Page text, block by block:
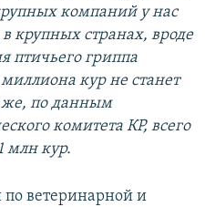
компаний у нас
крупных странах, вроде
птичьего гриппа
кур не станет
же, по данным
комитета КР, всего
млн кур.
ветеринарной и